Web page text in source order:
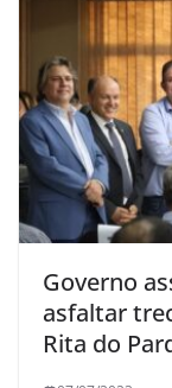
Governo
asfaltar
Rita do